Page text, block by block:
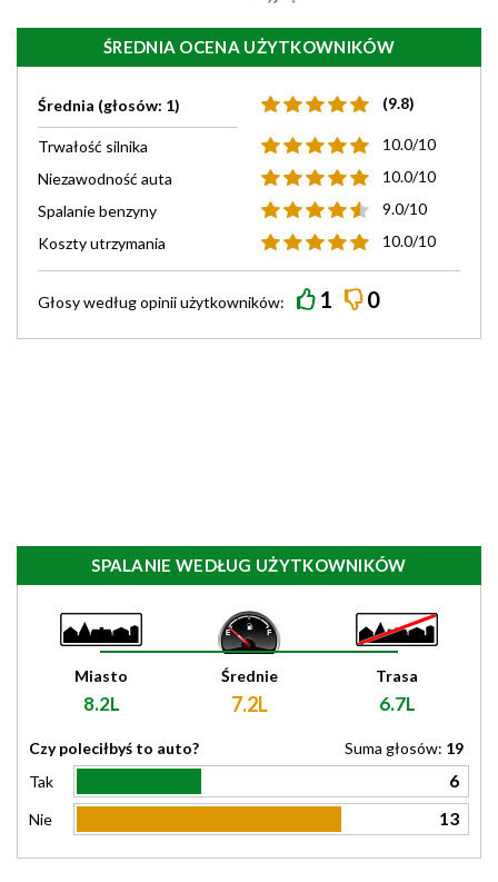
ŚREDNIA OCENA UŻYTKOWNIKÓW
Średnia (głosów: 1) (9.8)
Trwałość silnika
10.0/10
Niezawodność auta
10.0/10
Spalanie benzyny
9.0/10
Koszty utrzymania
10.0/10
Głosy wedługopiniiużytkowników: 1 0
SPALANIE WEDŁUG UŻYTKOWNIKÓW
Miasto
8.2L
Średnie
7.2L
Trasa
6.7L
Czy poleciłbyś to auto? Suma głosów: 19
Tak
6
Nie 13